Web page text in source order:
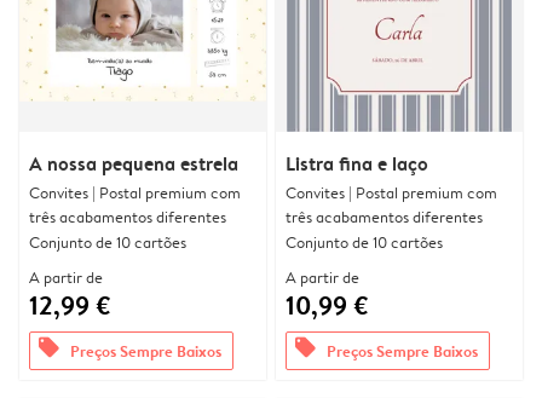
A nossa pequena estrela
Convites | Postal premium com
três acabamentos diferentes
Conjunto de 10 cartões
A partir de
12,99 €
offers Preços Sempre Baixos
Listra fina e laço
Convites | Postal premium com
três acabamentos diferentes
Conjunto de 10 cartões
A partir de
10,99 €
offers Preços Sempre Baixos